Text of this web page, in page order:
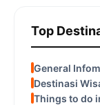
Top
General
Destinasi
Things to do